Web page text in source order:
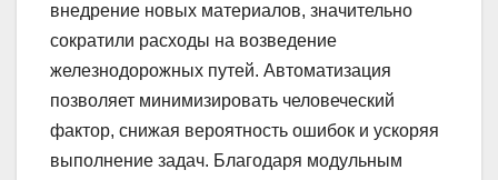
внедрение новых материалов, значительно
сократили расходы на возведение
железнодорожных путей. Автоматизация
позволяет минимизировать человеческий
фактор, снижая вероятность ошибок и ускоряя
выполнение задач. Благодаря модульным